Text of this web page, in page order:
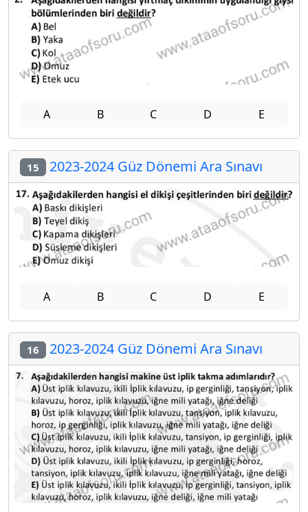
A B C D E
15 2023-2024 Güz Dönemi Ara Sınavı
A B C D E
16 2023-2024 Güz Dönemi Ara Sınavı